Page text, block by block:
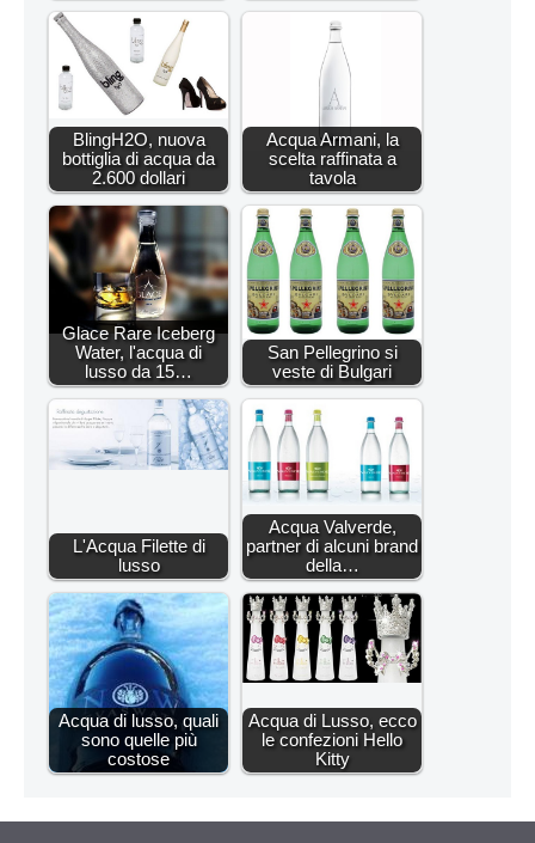
BlingH2O, nuova
bottiglia di acqua da
2.600 dollari
Acqua Armani, la
scelta raffinata a
tavola
Glace Rare Iceberg
Water, l'acqua di
lusso da 15…
San Pellegrino si
veste di Bulgari
L'Acqua Filette di
lusso
Acqua Valverde,
partner di alcuni brand
della…
Acqua di lusso, quali
sono quelle più
costose
Acqua di Lusso, ecco
le confezioni Hello
Kitty